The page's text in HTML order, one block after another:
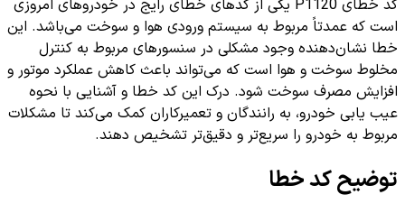
کد خطای P1120 یکی از کدهای خطای رایج در خودروهای امروزی
است که عمدتاً مربوط به سیستم ورودی هوا و سوخت می‌باشد. این
خطا نشان‌دهنده وجود مشکلی در سنسورهای مربوط به کنترل
مخلوط سوخت و هوا است که می‌تواند باعث کاهش عملکرد موتور و
افزایش مصرف سوخت شود. درک این کد خطا و آشنایی با نحوه
عیب یابی خودرو، به رانندگان و تعمیرکاران کمک می‌کند تا مشکلات
مربوط به خودرو را سریع‌تر و دقیق‌تر تشخیص دهند.
توضیح کد خطا